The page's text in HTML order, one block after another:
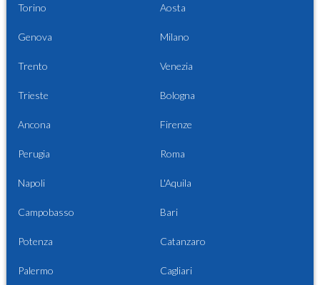
Torino Aosta
Genova Milano
Trento Venezia
Trieste Bologna
Ancona Firenze
Perugia Roma
Napoli L'Aquila
Campobasso Bari
Potenza Catanzaro
Palermo Cagliari